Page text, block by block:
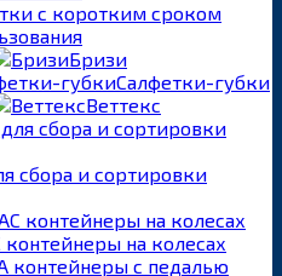
с коротким сроком
Бризи
Салфетки-губки
Веттекс
сбора и сортировки
на колесах